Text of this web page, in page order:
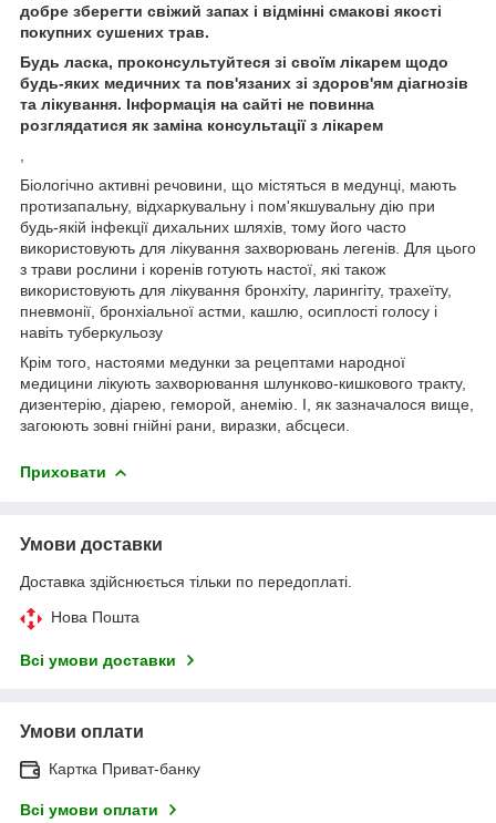
добре зберегти свіжий запах і відмінні смакові якості
покупних сушених трав.
Будь ласка, проконсультуйтеся зі своїм лікарем щодо
будь-яких медичних та пов'язаних зі здоров'ям діагнозів
та лікування. Інформація на сайті не повинна
розглядатися як заміна консультації з лікарем
Біологічно активні речовини, що містяться в медунці, мають
протизапальну, відхаркувальну і пом'якшувальну дію при
будь-якій інфекції дихальних шляхів, тому його часто
використовують для лікування захворювань легенів. Для цього
з трави рослини і коренів готують настої, які також
використовують для лікування бронхіту, ларингіту, трахеїту,
пневмонії, бронхіальної астми, кашлю, осиплості голосу і
навіть туберкульозу
Крім того, настоями медунки за рецептами народної
медицини лікують захворювання шлунково-кишкового тракту,
дизентерію, діарею, геморой, анемію. І, як зазначалося вище,
загоюють зовні гнійні рани, виразки, абсцеси.
Приховати
Умови доставки
Доставка здійснюється тільки по передоплаті.
Нова Пошта
Всі умови доставки
Умови оплати
Картка Приват-банку
Всі умови оплати